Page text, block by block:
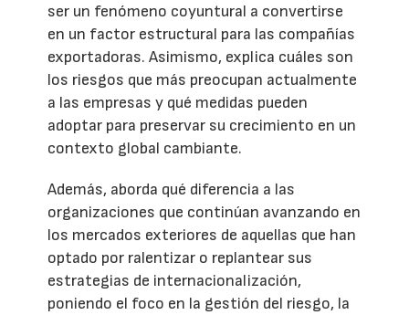
ser un fenómeno coyuntural a convertirse
en un factor estructural para las compañías
exportadoras. Asimismo, explica cuáles son
los riesgos que más preocupan actualmente
a las empresas y qué medidas pueden
adoptar para preservar su crecimiento en un
contexto global cambiante.
Además, aborda qué diferencia a las
organizaciones que continúan avanzando en
los mercados exteriores de aquellas que han
optado por ralentizar o replantear sus
estrategias de internacionalización,
poniendo el foco en la gestión del riesgo, la